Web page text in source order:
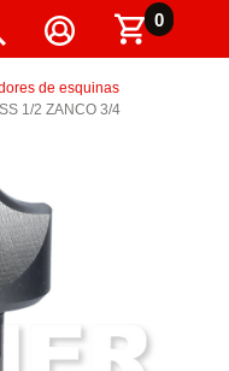
0
de esquinas
1/2 ZANCO 3/4